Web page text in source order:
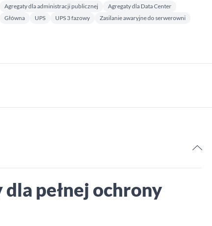
Agregaty dla administracji publicznej
Agregaty dla Data Center
Główna
UPS UPS 3 fazowy Zasilanie awaryjne do serwerowni
pełnej ochrony